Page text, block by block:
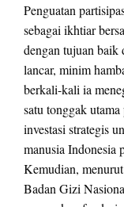
Penguatan
sebagai ikhtiar
dengan tujuan baik
lancar, minim
berkali-kali ia
satu tonggak
investasi strategis
manusia Indonesia
Kemudian,
Badan Gizi